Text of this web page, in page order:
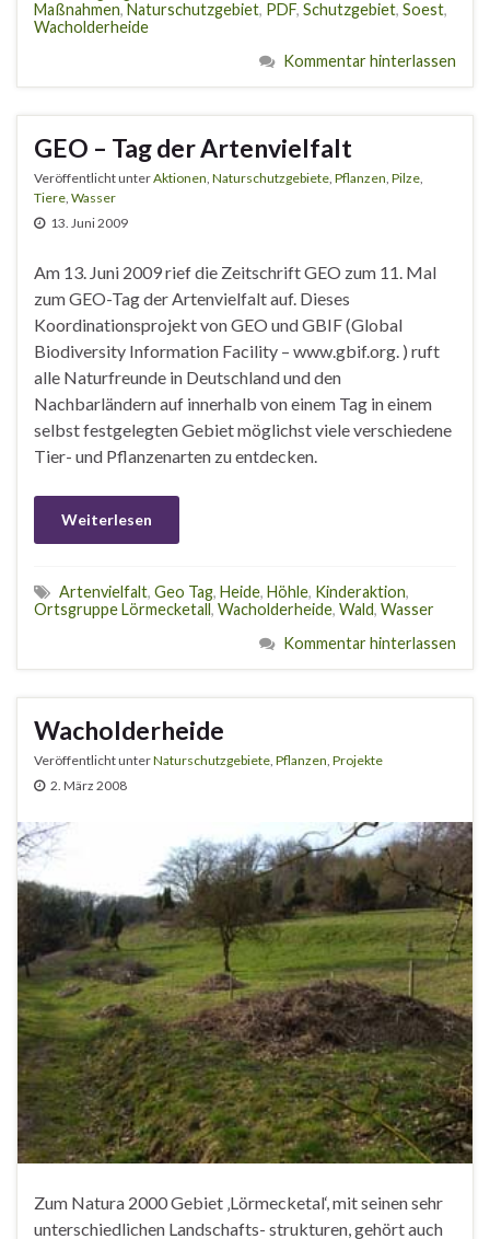
Maßnahmen, Naturschutzgebiet, PDF, Schutzgebiet, Soest,
Wacholderheide
Kommentar hinterlassen
GEO – Tag der Artenvielfalt
Veröffentlicht unterAktionen, Naturschutzgebiete, Pflanzen, Pilze,
Tiere, Wasser
13. Juni 2009
Am 13. Juni 2009 rief die Zeitschrift GEO zum 11. Mal
zum GEO-Tag der Artenvielfalt auf. Dieses
Koordinationsprojekt von GEO und GBIF (Global
Biodiversity Information Facility – www.gbif.org. ) ruft
alle Naturfreunde in Deutschland und den
Nachbarländern auf innerhalb von einem Tag in einem
selbst festgelegten Gebiet möglichst viele verschiedene
Tier- und Pflanzenarten zu entdecken.
Weiterlesen
Artenvielfalt, Geo Tag, Heide, Höhle, Kinderaktion,
Ortsgruppe Lörmecketall, Wacholderheide, Wald, Wasser
Kommentar hinterlassen
Wacholderheide
Veröffentlicht unterNaturschutzgebiete, Pflanzen, Projekte
2. März 2008
Zum Natura 2000 Gebiet ‚Lörmecketal‘, mit seinen sehr
unterschiedlichen Landschafts- strukturen, gehört auch